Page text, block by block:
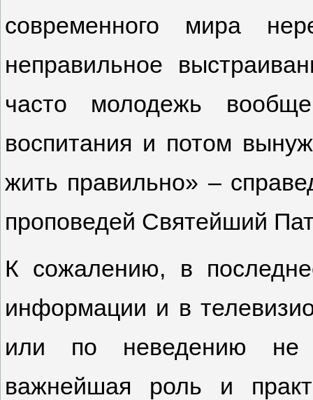
современного мира
неправильное
часто молодежь
воспитания и потом
жить правильно» –
проповедей Святейший
К сожалению, в
информации и в
или по неведению не
важнейшая роль и